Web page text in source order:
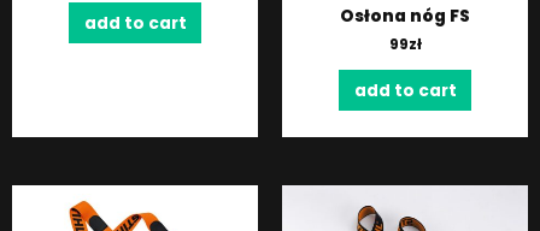
add to cart Osłona nóg FS
99zł
add to cart